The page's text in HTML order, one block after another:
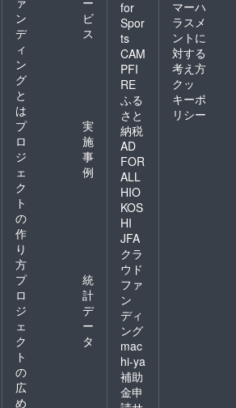
ン
デ
ィ
ン
グ
と
は
ビ
ス
プ
ロ
ジ
ェ
ク
ト
の
作
り
方
実
施
事
例
プ
ロ
ジ
ェ
ク
ト
の
広
め
統
計
デ
ー
タ
for
Spor
ts
CAM
PFI
RE
ふる
さと
納税
AD
FOR
ALL
HIO
KOS
HI
JFA
クラ
ウド
ファ
ン
ディ
ング
mac
hi-ya
補助
金申
マーハ
ラスメ
ントに
対する
考え方
クッ
キーポ
リシー